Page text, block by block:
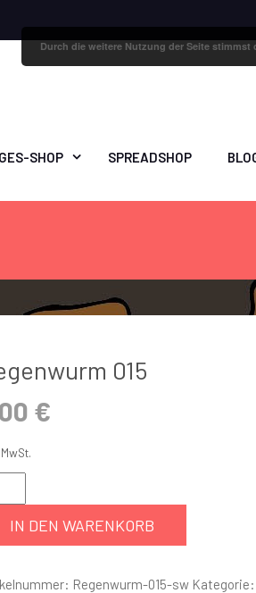
SHOP SPREADSHOP
015
€
IN DEN WARENKORB
Regenwurm-015-sw Kategorie:
Durch die weitere Nutzung der Seite